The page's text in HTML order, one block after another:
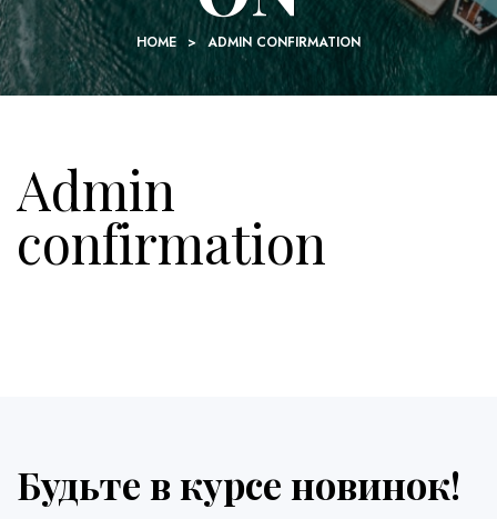
HOME > ADMIN CONFIRMATION
Admin
confirmation
Будьте в курсе новинок!